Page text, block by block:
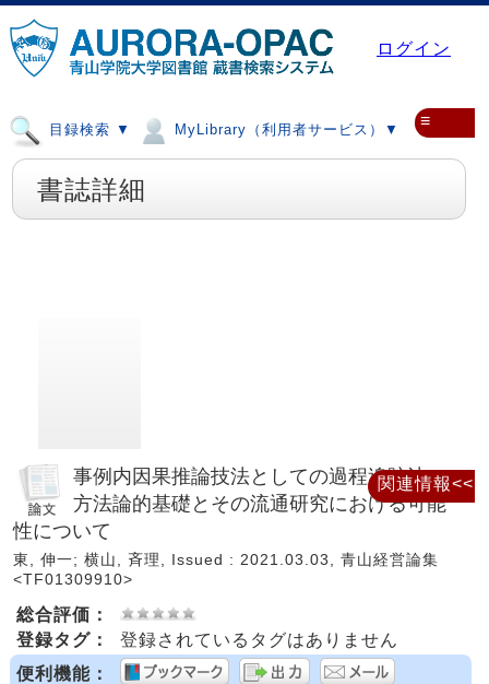
ログイン
目録検索 ▼ MyLibrary（利用者サービス）▼ ≡
書誌詳細
事例内因果推論技法としての過程追跡法の
方法論的基礎とその流通研究における可能
性について
東, 伸一; 横山, 斉理, Issued : 2021.03.03, 青山経営論集
<TF01309910>
総合評価：
登録タグ：
登録されているタグはありません
便利機能：
関連情報<<